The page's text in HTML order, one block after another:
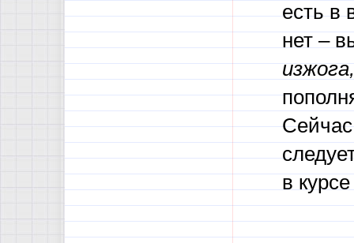
есть в
нет –
Сейчас
в